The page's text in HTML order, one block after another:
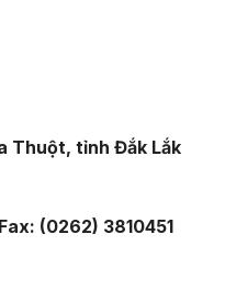
Thuột, tỉnh Đắk Lắk
(0262) 3810451